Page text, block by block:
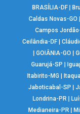
BRASÍLIA-DF|
Caldas Novas-GO
Campos
Ceilândia-DF|
| GOIÂNIA-GO |
Guarujá-SP |
Itabirito-MG |
Jaboticabal-SP |
Londrina-PR |
Medianeira-PR |